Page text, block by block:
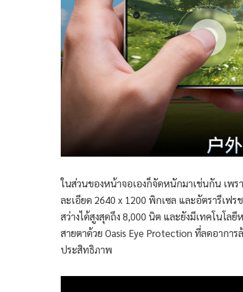
ในส่วนของหน้าจอเองก็จัดหนักมาเช่นกัน เพ
ละเอียด 2640 x 1200 พิกเซล และอัตรารีเฟ
สว่างได้สูงสุดถึง 8,000 นิต และยังมีเทคโนโล
สายตาด้วย Oasis Eye Protection ที่ลดอากา
ประสิทธิภาพ